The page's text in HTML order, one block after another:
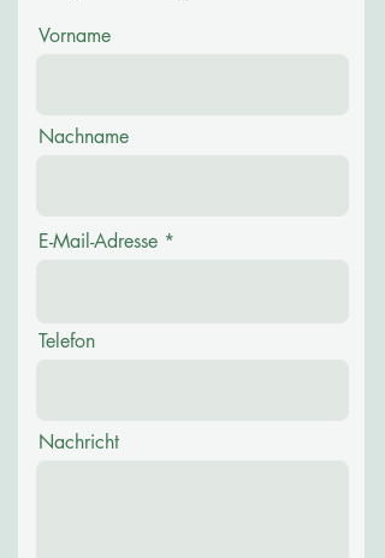
Vorname
Nachname
E-Mail-Adresse
Telefon
Nachricht